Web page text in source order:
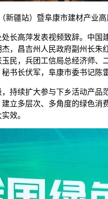
疆站）暨阜康市建材产业高
高萍发表视频致辞。中国
，昌吉州人民政府副州长
民，兵团工信局总经济师
书长伏军，阜康市委书记
续扩大参与下乡活动产品
立多层次、多角度的绿色
效。